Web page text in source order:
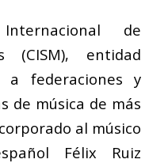
de
(CISM), entidad
a federaciones y
de música de más
al músico
Félix Ruiz